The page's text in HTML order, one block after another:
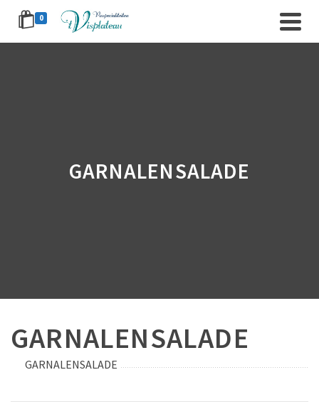
0
GARNALENSALADE
GARNALENSALADE
GARNALENSALADE